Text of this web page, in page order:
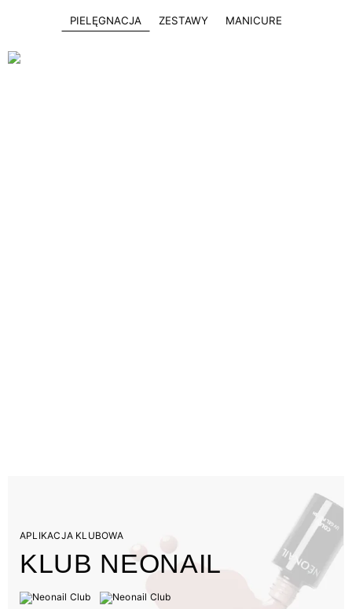
PIELĘGNACJA ZESTAWY MANICURE
APLIKACJA KLUBOWA
KLUB NEONAIL